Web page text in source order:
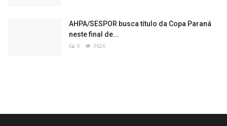
AHPA/SESPOR busca título da Copa Paraná
neste final de...
0 3626